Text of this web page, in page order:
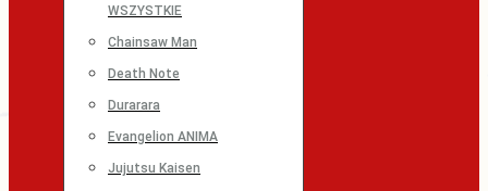
WSZYSTKIE
Chainsaw Man
Death Note
Durarara
Evangelion ANIMA
Jujutsu Kaisen